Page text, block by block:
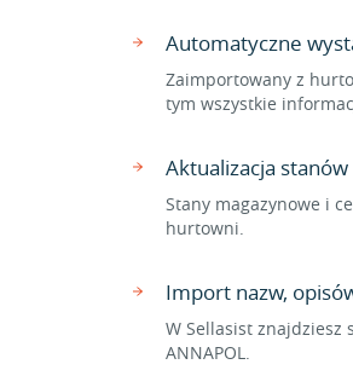
Automatyczne
Zaimportowany z
tym wszystkie
Aktualizacja
Stany magazynowe i
hurtowni.
Import nazw,
W Sellasist
ANNAPOL.